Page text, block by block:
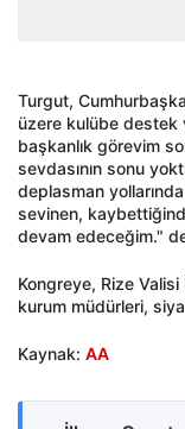
Turgut,
üzere kulübe destek
başkanlık görevim
sevdasının sonu
deplasman
sevinen,
devam edeceğim."
Kongreye, Rize
kurum müdürleri,
Kaynak: AA